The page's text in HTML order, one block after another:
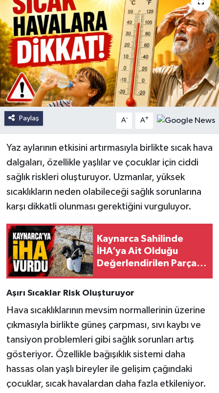
Paylaş A- A+
Yaz aylarının etkisini artırmasıyla birlikte sıcak hava
dalgaları, özellikle yaşlılar ve çocuklar için ciddi
sağlık riskleri oluşturuyor. Uzmanlar, yüksek
sıcaklıkların neden olabileceği sağlık sorunlarına
karşı dikkatli olunması gerektiğini vurguluyor.
Kaynarca Sahilinde
İHA’ya Ait Olduğu
Değerlendirilen Parça
Aşırı Sıcaklar Risk Oluşturuyor
Hava sıcaklıklarının mevsim normallerinin üzerine
çıkmasıyla birlikte güneş çarpması, sıvı kaybı ve
tansiyon problemleri gibi sağlık sorunları artış
gösteriyor. Özellikle bağışıklık sistemi daha
hassas olan yaşlı bireyler ile gelişim çağındaki
çocuklar, sıcak havalardan daha fazla etkileniyor.